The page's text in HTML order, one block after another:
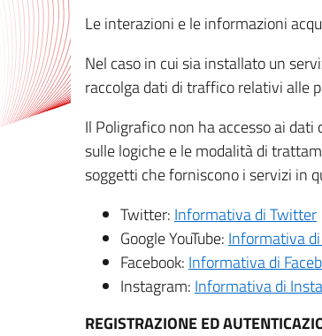
Le interazioni e le informazioni
Nel caso in cui sia installato un
raccolga dati di traffico relativi alle
Il Poligrafico non ha accesso ai
sulle logiche e le modalità di
soggetti che forniscono i servizi in
Twitter: Informativa di Twitter
Google YouTube: Informativa
Facebook: Informativa di
Instagram: Informativa di
REGISTRAZIONE ED